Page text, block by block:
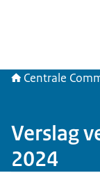
Centrale
Verslag
2024